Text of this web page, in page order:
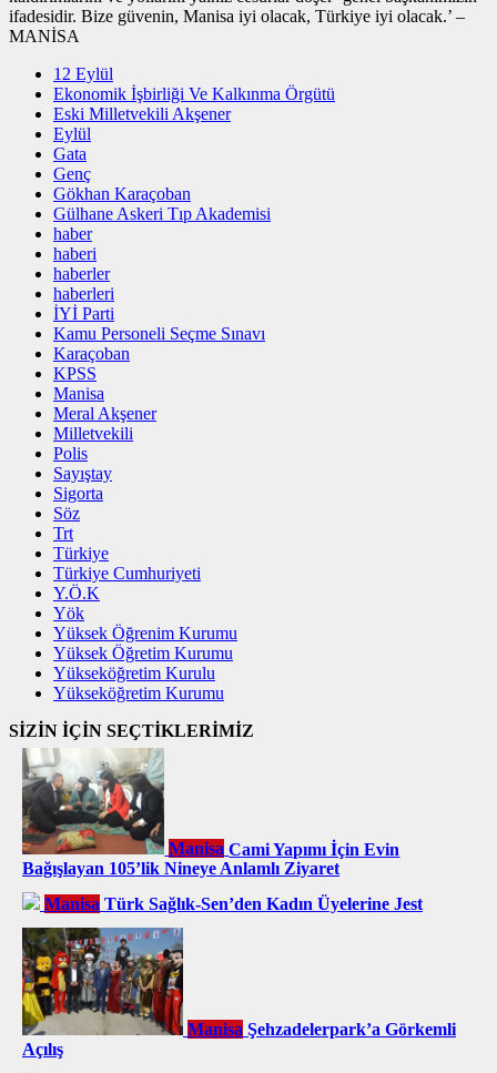
ifadesidir. Bize güvenin, Manisa iyi olacak, Türkiye iyi olacak.’ –
MANİSA
12 Eylül
Ekonomik İşbirliği Ve Kalkınma Örgütü
Eski Milletvekili Akşener
Eylül
Gata
Genç
Gökhan Karaçoban
Gülhane Askeri Tıp Akademisi
haber
haberi
haberler
haberleri
İYİ Parti
Kamu Personeli Seçme Sınavı
Karaçoban
KPSS
Manisa
Meral Akşener
Milletvekili
Polis
Sayıştay
Sigorta
Söz
Trt
Türkiye
Türkiye Cumhuriyeti
Y.Ö.K
Yök
Yüksek Öğrenim Kurumu
Yüksek Öğretim Kurumu
Yükseköğretim Kurulu
Yükseköğretim Kurumu
SİZİN İÇİN SEÇTİKLERİMİZ
Manisa Cami Yapımı İçin Evin
Bağışlayan 105’lik Nineye Anlamlı Ziyaret
Manisa Türk Sağlık-Sen’den Kadın Üyelerine Jest
Manisa Şehzadelerpark’a Görkemli
Açılış